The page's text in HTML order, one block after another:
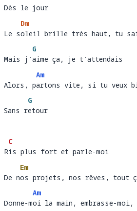
Dès le
Dès le jour
Le s
Dm
ole
Le soleil brille très haut, tu
Mais j'
G
ai
Mais j'aime ça, je t'attendais
Alors, p
Am
artons vite, si
Alors, partons vite, si tu veux
Sans r
G
et
Sans retour
R
C
is
Ris plus fort et parle-moi
De n
Em
os
De nos projets, nos rêves, tout
Donne-m
Am
oi la main,
Donne-moi la main, embrasse-moi,